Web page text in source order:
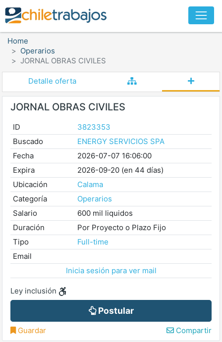
Home
Operarios
JORNAL OBRAS CIVILES
Detalle oferta
JORNAL OBRAS CIVILES
ID
3823353
Buscado
ENERGY SERVICIOS SPA
Fecha
2026-07-07 16:06:00
Expira
2026-09-20 (en 44 días)
Ubicación
Calama
Categoría
Operarios
Salario
600 mil liquidos
Duración
Por Proyecto o Plazo Fijo
Tipo
Full-time
Email
Inicia sesión para ver mail
Ley inclusión
Postular
Guardar Compartir